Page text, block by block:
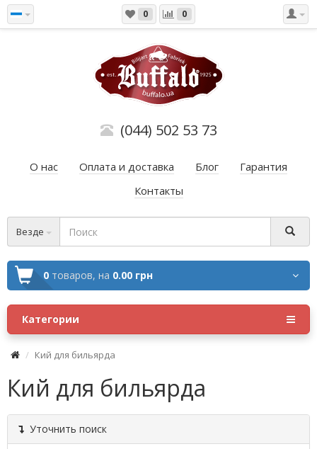
0 0
(044) 502 53 73
О нас Оплата и доставка Блог
Гарантия
Контакты
Везде
0 товаров, на 0.00 грн
Категории
Кий для бильярда
Кий для бильярда
Уточнить поиск